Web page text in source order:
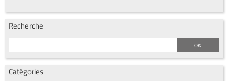
Recherche
Catégories